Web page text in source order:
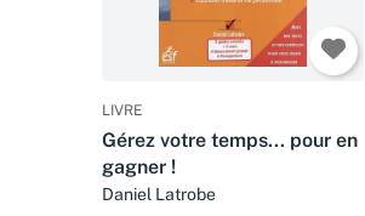
LIVRE
Gérez votre temps... pour en
gagner !
Daniel Latrobe